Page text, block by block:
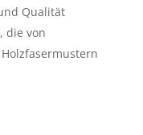
Qualität
die von